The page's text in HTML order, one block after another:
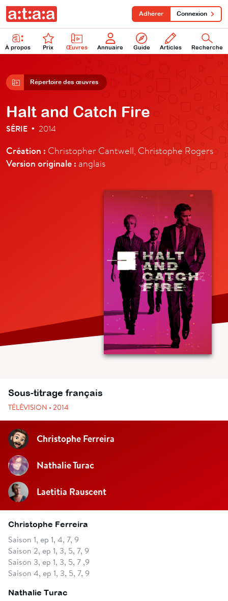
À propos Prix Œuvres Annuaire Guide Articles Recherche
Adhérer Connexion
Répertoire des œuvres
Halt and Catch Fire
SÉRIE • 2014
Création : Christopher Cantwell, Christophe Rogers
Version originale : anglais
Sous-titrage français
TÉLÉVISION • 2014
Christophe Ferreira
Nathalie Turac
Laetitia Rauscent
Christophe Ferreira
Saison 1, ep 1, 4, 7, 9
Saison 2, ep 1, 3, 5, 7, 9
Saison 3, ep 1, 3, 5, 7 ,9
Saison 4, ep 1, 3, 5, 7, 9
Nathalie Turac